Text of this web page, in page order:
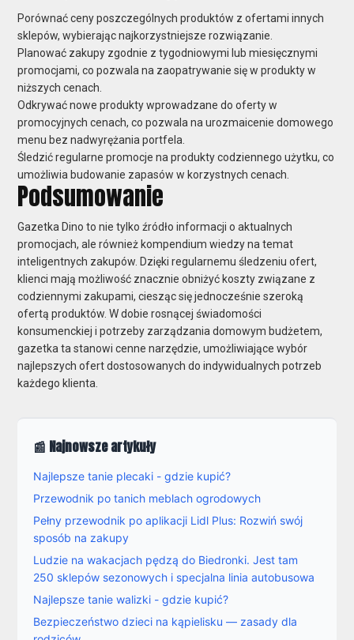
Porównać ceny poszczególnych produktów z ofertami innych
sklepów, wybierając najkorzystniejsze rozwiązanie.
Planować zakupy zgodnie z tygodniowymi lub miesięcznymi
promocjami, co pozwala na zaopatrywanie się w produkty w
niższych cenach.
Odkrywać nowe produkty wprowadzane do oferty w
promocyjnych cenach, co pozwala na urozmaicenie domowego
menu bez nadwyrężania portfela.
Śledzić regularne promocje na produkty codziennego użytku, co
umożliwia budowanie zapasów w korzystnych cenach.
Podsumowanie
Gazetka Dino to nie tylko źródło informacji o aktualnych
promocjach, ale również kompendium wiedzy na temat
inteligentnych zakupów. Dzięki regularnemu śledzeniu ofert,
klienci mają możliwość znacznie obniżyć koszty związane z
codziennymi zakupami, ciesząc się jednocześnie szeroką
ofertą produktów. W dobie rosnącej świadomości
konsumenckiej i potrzeby zarządzania domowym budżetem,
gazetka ta stanowi cenne narzędzie, umożliwiające wybór
najlepszych ofert dostosowanych do indywidualnych potrzeb
każdego klienta.
📰 Najnowsze artykuły
Najlepsze tanie plecaki - gdzie kupić?
Przewodnik po tanich meblach ogrodowych
Pełny przewodnik po aplikacji Lidl Plus: Rozwiń swój
sposób na zakupy
Ludzie na wakacjach pędzą do Biedronki. Jest tam
250 sklepów sezonowych i specjalna linia autobusowa
Najlepsze tanie walizki - gdzie kupić?
Bezpieczeństwo dzieci na kąpielisku — zasady dla